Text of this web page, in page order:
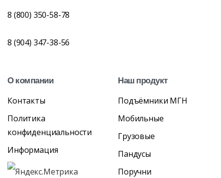
8 (800) 350-58-78
8 (904) 347-38-56
Окомпании
Контакты
Политика
конфиденциальности
Информация
Наш продукт
Подъёмники МГН
Мобильные
Грузовые
Пандусы
Поручни